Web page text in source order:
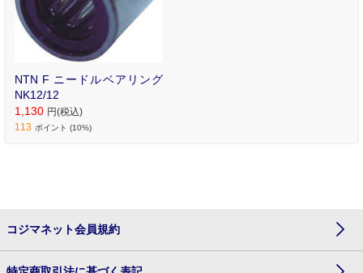
NTN F ニードルベアリング
NK12/12
1,130 円(税込)
113 ポイント (10%)
コジマネット会員規約